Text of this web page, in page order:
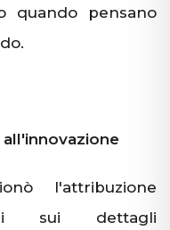
quando pensano
l'attribuzione
sui dettagli